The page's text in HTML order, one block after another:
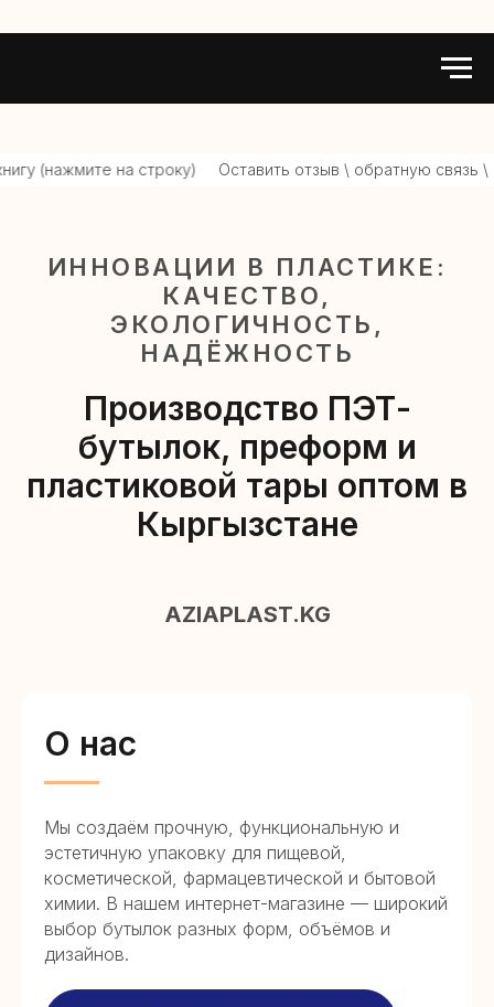
строку) Оставить отзыв \ обратную связь \ претензию
ИННОВАЦИИ В ПЛАСТИКЕ:
КАЧЕСТВО,
ЭКОЛОГИЧНОСТЬ,
НАДЁЖНОСТЬ
Производство ПЭТ-
бутылок, преформ и
пластиковой тары оптом в
Кыргызстане
AZIAPLAST.KG
О нас
Мы создаём прочную, функциональную и
эстетичную упаковку для пищевой,
косметической, фармацевтической и бытовой
химии. В нашем интернет-магазине — широкий
выбор бутылок разных форм, объёмов и
дизайнов.